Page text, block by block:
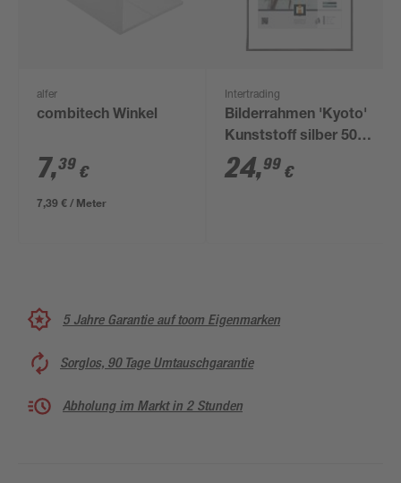
alfer
combitech Winkel
7,39 €
7,39 € / Meter
Intertrading
Bilderrahmen 'Kyoto'
Kunststoff silber 50 x
70 cm
24,99 €
5 Jahre Garantie auf toom Eigenmarken
Sorglos, 90 Tage Umtauschgarantie
Abholung im Markt in 2 Stunden